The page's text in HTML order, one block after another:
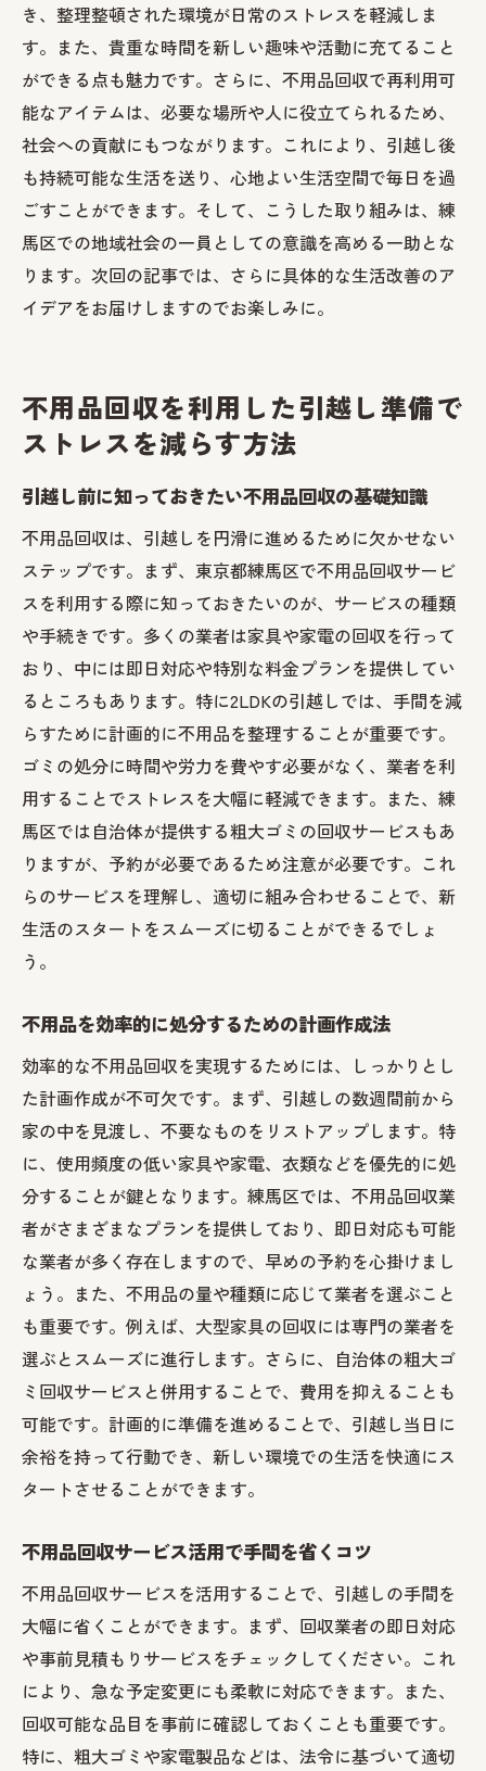
不用品回収のプロに聞く、失敗しない引越
し準備のコツ
き、整理整頓された環境が日常のストレスを軽減しま
す。また、貴重な時間を新しい趣味や活動に充てること
ができる点も魅力です。さらに、不用品回収で再利用可
能なアイテムは、必要な場所や人に役立てられるため、
社会への貢献にもつながります。これにより、引越し後
も持続可能な生活を送り、心地よい生活空間で毎日を過
ごすことができます。そして、こうした取り組みは、練
馬区での地域社会の一員としての意識を高める一助とな
ります。次回の記事では、さらに具体的な生活改善のア
イデアをお届けしますのでお楽しみに。
不用品回収を利用した引越し準備で
ストレスを減らす方法
引越し前に知っておきたい不用品回収の基礎知識
不用品回収は、引越しを円滑に進めるために欠かせない
ステップです。まず、東京都練馬区で不用品回収サービ
スを利用する際に知っておきたいのが、サービスの種類
や手続きです。多くの業者は家具や家電の回収を行って
おり、中には即日対応や特別な料金プランを提供してい
るところもあります。特に2LDKの引越しでは、手間を減
らすために計画的に不用品を整理することが重要です。
ゴミの処分に時間や労力を費やす必要がなく、業者を利
用することでストレスを大幅に軽減できます。また、練
馬区では自治体が提供する粗大ゴミの回収サービスもあ
りますが、予約が必要であるため注意が必要です。これ
らのサービスを理解し、適切に組み合わせることで、新
生活のスタートをスムーズに切ることができるでしょ
う。
不用品を効率的に処分するための計画作成法
効率的な不用品回収を実現するためには、しっかりとし
た計画作成が不可欠です。まず、引越しの数週間前から
家の中を見渡し、不要なものをリストアップします。特
に、使用頻度の低い家具や家電、衣類などを優先的に処
分することが鍵となります。練馬区では、不用品回収業
者がさまざまなプランを提供しており、即日対応も可能
な業者が多く存在しますので、早めの予約を心掛けまし
ょう。また、不用品の量や種類に応じて業者を選ぶこと
も重要です。例えば、大型家具の回収には専門の業者を
選ぶとスムーズに進行します。さらに、自治体の粗大ゴ
ミ回収サービスと併用することで、費用を抑えることも
可能です。計画的に準備を進めることで、引越し当日に
余裕を持って行動でき、新しい環境での生活を快適にス
タートさせることができます。
不用品回収サービス活用で手間を省くコツ
不用品回収サービスを活用することで、引越しの手間を
大幅に省くことができます。まず、回収業者の即日対応
や事前見積もりサービスをチェックしてください。これ
により、急な予定変更にも柔軟に対応できます。また、
回収可能な品目を事前に確認しておくことも重要です。
特に、粗大ゴミや家電製品などは、法令に基づいて適切